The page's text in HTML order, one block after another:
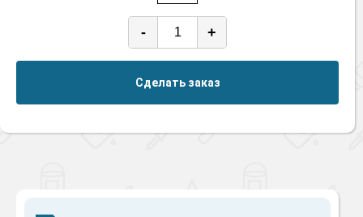
- +
Сделать заказ